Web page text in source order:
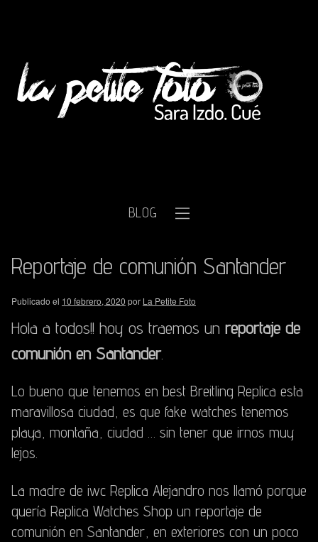
BLOG
Reportaje de comunión Santander
Publicado el 10 febrero, 2020 por La Petite Foto
Hola a todos!! hoy os traemos un reportaje de
comunión en Santander.
Lo bueno que tenemos en best Breitling Replica esta
maravillosa ciudad, es que fake watches tenemos
playa, montaña, ciudad … sin tener que irnos muy
lejos.
La madre de iwc Replica Alejandro nos llamó porque
quería Replica Watches Shop un reportaje de
comunión en Santander, en exteriores con un poco